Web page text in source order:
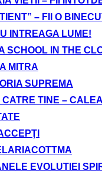
– FII O
INTREAGA LUME!
SCHOOL IN THE
MITRA
SUPREMA
TINE –
EVOLUTIEI